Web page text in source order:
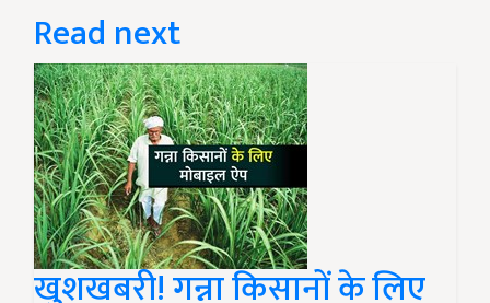
Read next
खुशखबरी! गन्ना किसानों के लिए